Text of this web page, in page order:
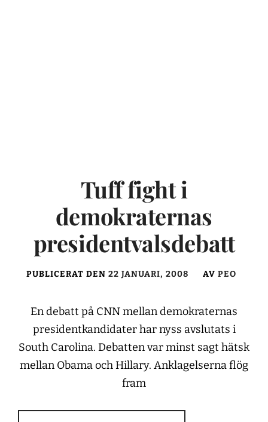
Tuff fight i
demokraternas
presidentvalsdebatt
PUBLICERAT DEN 22 JANUARI, 2008 AV PEO
En debatt på CNN mellan demokraternas
presidentkandidater har nyss avslutats i
South Carolina. Debatten var minst sagt hätsk
mellan Obama och Hillary. Anklagelserna flög
fram